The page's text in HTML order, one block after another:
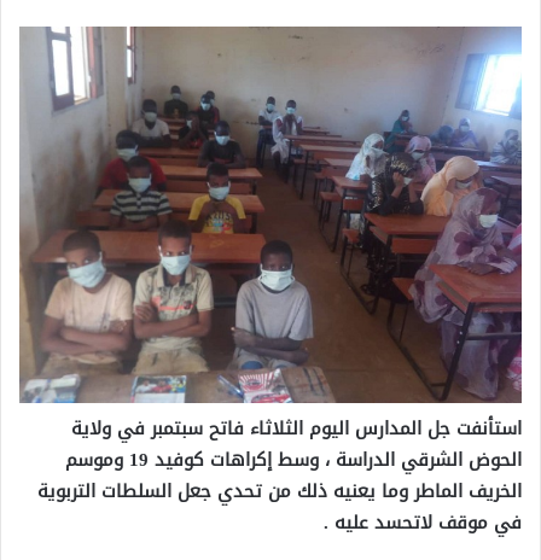
استأنفت جل المدارس اليوم الثلاثاء فاتح سبتمبر في ولاية
الحوض الشرقي الدراسة ، وسط إكراهات كوفيد 19 وموسم
الخريف الماطر وما يعنيه ذلك من تحدي جعل السلطات التربوية
في موقف لاتحسد عليه .